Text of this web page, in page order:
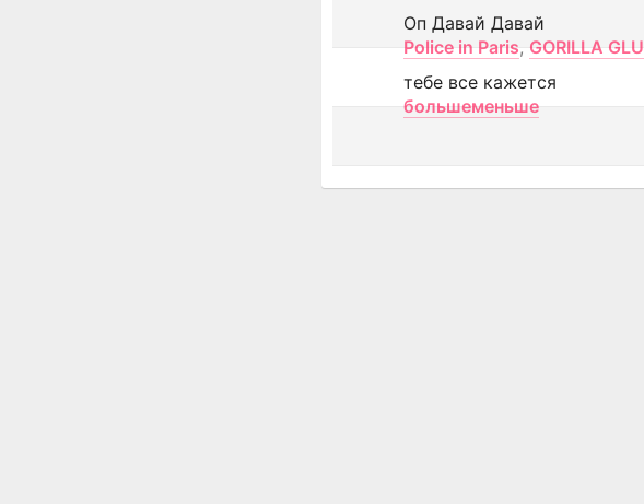
Оп Давай Давай
Police in Paris, GORILLA GLU
тебе все кажется
большеменьше